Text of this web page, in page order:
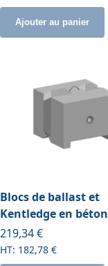
Ajouter au panier
Blocs de ballast et
Kentledge en béton
À partir de
219,34 €
182,78 €